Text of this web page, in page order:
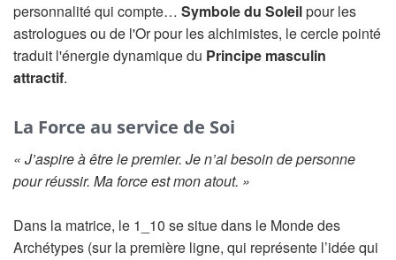
personnalité qui compte… Symbole du Soleilpour les
astrologues ou de l'Or pour les alchimistes, le cercle pointé
traduit l'énergie dynamique du Principe masculin
attractif.
La Force au service de Soi
« J’aspire à être le premier. Je n’ai besoin de personne
pour réussir. Ma force est mon atout. »
Dans la matrice, le 1_10 se situe dans le Monde des
Archétypes (sur la première ligne, qui représente l’idée qui